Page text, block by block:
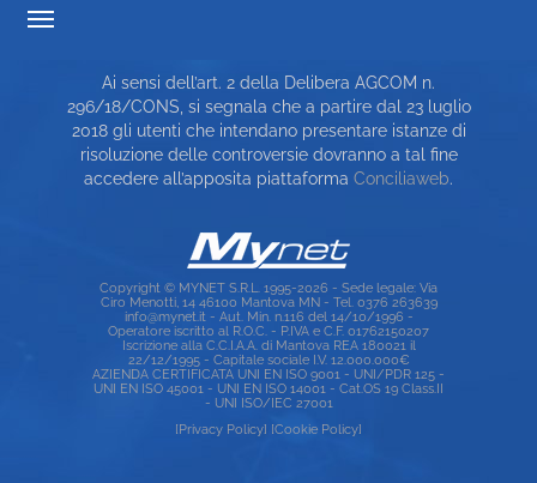
CARTA DEI SERVIZI
TOP RICERCHE
SITE MAP
Ai sensi dell’art. 2 della Delibera AGCOM n.
296/18/CONS, si segnala che a partire dal 23 luglio
2018 gli utenti che intendano presentare istanze di
risoluzione delle controversie dovranno a tal fine
accedere all’apposita piattaforma Conciliaweb.
Copyright © MYNET S.R.L. 1995-2026 - Sede legale: Via
Ciro Menotti, 14 46100 Mantova MN - Tel. 0376 263639
info@mynet.it - Aut. Min. n.116 del 14/10/1996 -
Operatore iscritto al R.O.C. - P.IVA e C.F. 01762150207
Iscrizione alla C.C.I.A.A. di Mantova REA 180021 il
22/12/1995 - Capitale sociale I.V. 12.000.000€
AZIENDA CERTIFICATA UNI EN ISO 9001 - UNI/PDR 125 -
UNI EN ISO 45001 - UNI EN ISO 14001 - Cat.OS 19 Class.II
- UNI ISO/IEC 27001
[Privacy Policy] [Cookie Policy]